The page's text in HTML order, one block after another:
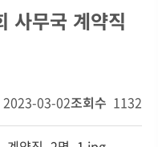
사무국 계약직
2023-03-02조회수 1132